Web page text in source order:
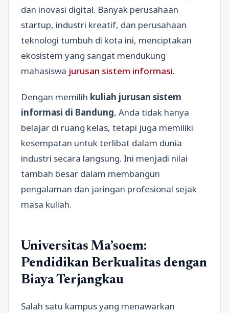
dan inovasi digital. Banyak perusahaan
startup, industri kreatif, dan perusahaan
teknologi tumbuh di kota ini, menciptakan
ekosistem yang sangat mendukung
mahasiswa jurusan sistem informasi.
Dengan memilih kuliah jurusan sistem
informasi di Bandung, Anda tidak hanya
belajar di ruang kelas, tetapi juga memiliki
kesempatan untuk terlibat dalam dunia
industri secara langsung. Ini menjadi nilai
tambah besar dalam membangun
pengalaman dan jaringan profesional sejak
masa kuliah.
Universitas Ma’soem:
Pendidikan Berkualitas dengan
Biaya Terjangkau
Salah satu kampus yang menawarkan